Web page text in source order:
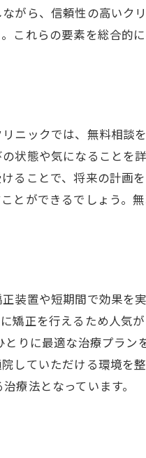
がら、信頼性の高いク
これらの要素を総合的
ニックでは、無料相談
状態や気になることを
ることで、将来の計画
とができるでしょう。
装置や短期間で効果を
矯正を行えるため人気
りに最適な治療プラン
していただける環境を
療法となっています。